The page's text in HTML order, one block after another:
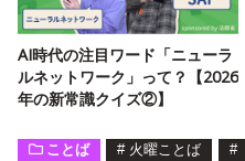
AI時代の注目ワード「ニューラ
ルネットワーク」って？【2026
年の新常識クイズ②】
ことば # 火曜ことば #